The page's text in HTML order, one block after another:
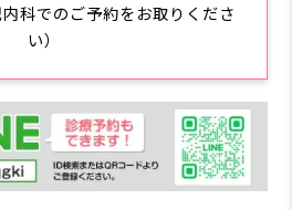
内科でのご予約をお取りくださ
い）